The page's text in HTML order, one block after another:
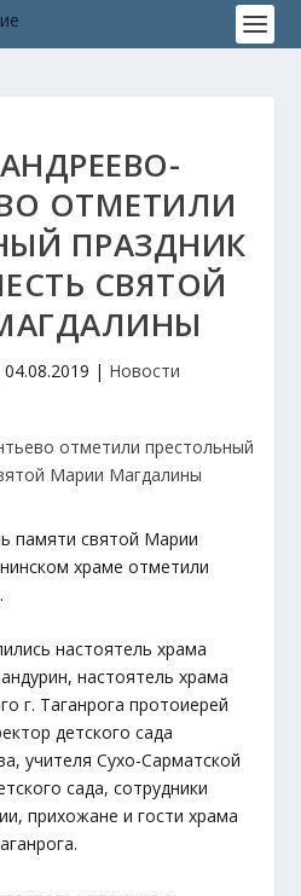
ОТМЕТИЛИ
ПРАЗДНИК
СВЯТОЙ
04.08.2019 | Новости
памяти святой Марии
храме отметили
настоятель храма
настоятель храма
г. Таганрога протоиерей
детского сада
учителя Сухо-Сарматской
сада, сотрудники
прихожане и гости храма